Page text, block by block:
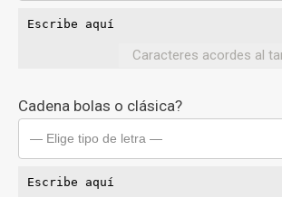
Caracteres acordes al
Cadena bolas o clásica?
— Elige tipo de letra —